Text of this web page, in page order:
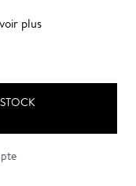
plus